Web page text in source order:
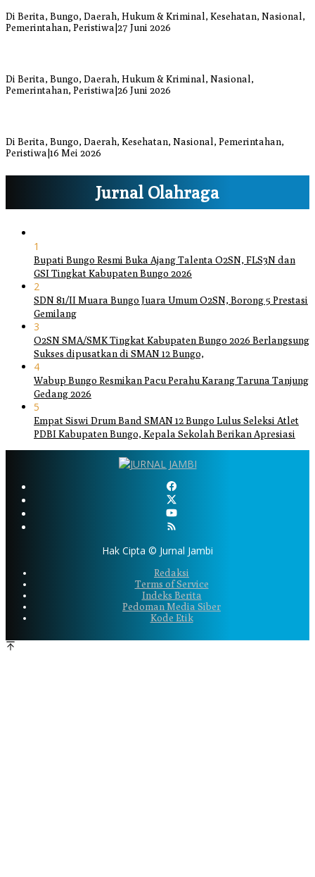
Di Berita, Bungo, Daerah, Hukum & Kriminal, Kesehatan, Nasional,
Pemerintahan, Peristiwa 27 Juni 2026
Di Berita, Bungo, Daerah, Hukum & Kriminal, Nasional,
Pemerintahan, Peristiwa 26 Juni 2026
Di Berita, Bungo, Daerah, Kesehatan, Nasional, Pemerintahan,
Peristiwa 16 Mei 2026
Jurnal Olahraga
1
Bupati Bungo Resmi Buka Ajang Talenta O2SN, FLS3N dan
GSI Tingkat Kabupaten Bungo 2026
2
SDN 81/II Muara Bungo Juara Umum O2SN, Borong 5 Prestasi
Gemilang
3
O2SN SMA/SMK Tingkat Kabupaten Bungo 2026 Berlangsung
Sukses dipusatkan di SMAN 12 Bungo,
4
Wabup Bungo Resmikan Pacu Perahu Karang Taruna Tanjung
Gedang 2026
5
Empat Siswi Drum Band SMAN 12 Bungo Lulus Seleksi Atlet
PDBI Kabupaten Bungo, Kepala Sekolah Berikan Apresiasi
Hak Cipta © Jurnal Jambi
Redaksi
Terms of Service
Indeks Berita
Pedoman Media Siber
Kode Etik